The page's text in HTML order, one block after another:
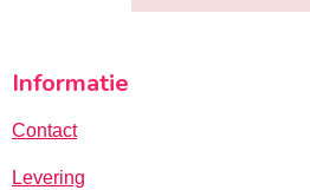
Informatie
Contact
Levering